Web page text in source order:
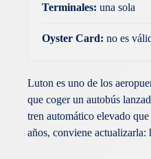
Terminales: una sola
Oyster Card: no es
Luton es uno de los
que coger un autobús
tren automático elevado
años, conviene actualizarla: